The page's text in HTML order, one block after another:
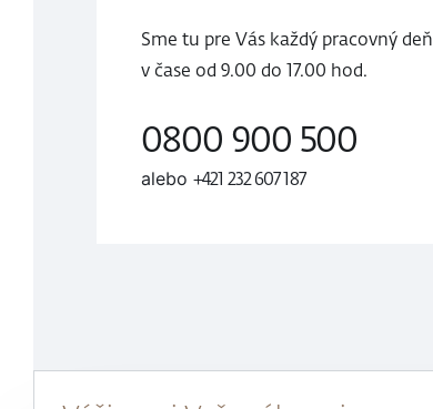
Sme tu pre Vás každý pracovný deň
v čase od 9.00 do 17.00 hod.
0800 900 500
alebo +421 232 607 187